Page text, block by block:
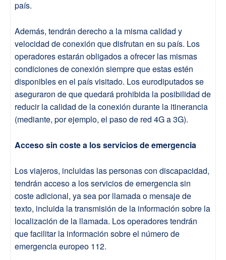
país.
Además, tendrán derecho a la misma calidad y
velocidad de conexión que disfrutan en su país. Los
operadores estarán obligados a ofrecer las mismas
condiciones de conexión siempre que estas estén
disponibles en el país visitado. Los eurodiputados se
aseguraron de que quedará prohibida la posibilidad de
reducir la calidad de la conexión durante la itinerancia
(mediante, por ejemplo, el paso de red 4G a 3G).
Acceso sin coste a los servicios de emergencia
Los viajeros, incluidas las personas con discapacidad,
tendrán acceso a los servicios de emergencia sin
coste adicional, ya sea por llamada o mensaje de
texto, incluida la transmisión de la información sobre la
localización de la llamada. Los operadores tendrán
que facilitar la información sobre el número de
emergencia europeo 112.